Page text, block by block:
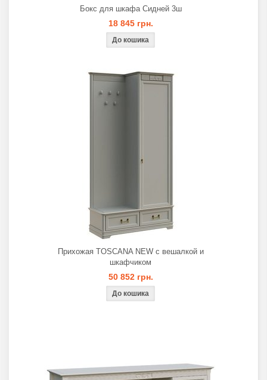
Бокс для шкафа Сидней 3ш
18 845 грн.
Прихожая TOSCANA NEW с вешалкой и
шкафчиком
50 852 грн.